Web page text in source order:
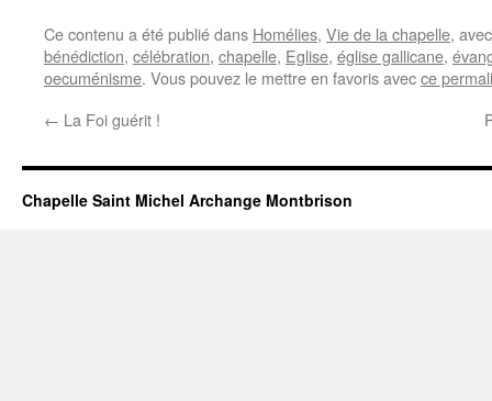
Ce contenu a été publié dans Homélies, Vie de la chapelle,
bénédiction, célébration, chapelle, Eglise, église gallicane,
oecuménisme. Vous pouvez le mettre en favoris avecce
← La Foi guérit !
Chapelle Saint Michel Archange Montbrison